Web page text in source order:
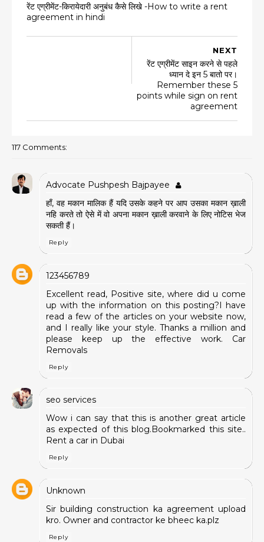
रेंट एग्रीमेंट-किरायेदारी अनुबंध कैसे लिखे -How to write a rent
agreement in hindi
NEXT
रेंट एग्रीमेंट साइन करने से पहले
ध्यान दे इन 5 बातो पर।
Remember these 5
points while sign on rent
agreement
117 Comments:
Advocate Pushpesh Bajpayee
हाँ, वह मकान मालिक हैं यदि उसके कहने पर आप उसका मकान ख़ाली
नहि करते तो ऐसे में वो अपना मकान ख़ाली करवाने के लिए नोटिस भेज
सकती हैं।
Reply
123456789
Excellent read, Positive site, where did u come
up with the information on this posting?I have
read a few of the articles on your website now,
and I really like your style. Thanks a million and
please keep up the effective work. Car
Removals
Reply
seo services
Wow i can say that this is another great article
as expected of this blog.Bookmarked this site..
Rent a car in Dubai
Reply
Unknown
Sir building construction ka agreement upload
kro. Owner and contractor ke bheec ka.plz
Reply